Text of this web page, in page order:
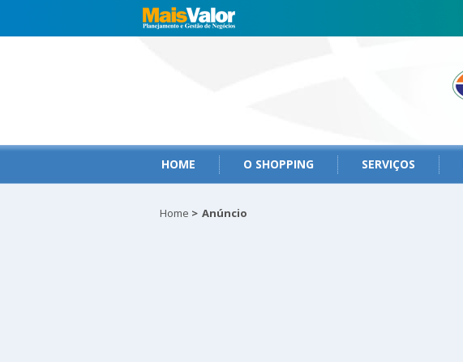
HOME O SHOPPING SERVIÇOS
Home > Anúncio